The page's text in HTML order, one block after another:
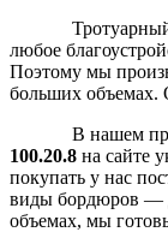
Тротуарный
любое
Поэтому мы
больших объемах.
В нашем
100.20.8 на сайте
покупать у нас
виды бордюров —
объемах, мы